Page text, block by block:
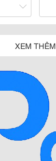
XEM THÊM